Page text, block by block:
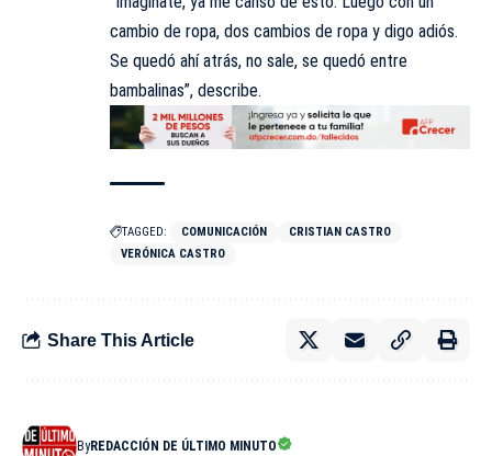
cambio de ropa, dos cambios de ropa y digo adiós.
Se quedó ahí atrás, no sale, se quedó entre
bambalinas”, describe.
TAGGED: COMUNICACIÓN
CRISTIAN CASTRO
VERÓNICA CASTRO
Share This Article
ByREDACCIÓN DE ÚLTIMO MINUTO